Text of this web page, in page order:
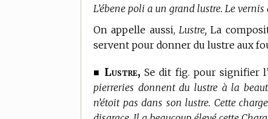
L’ébene poli a un grand lustre. Le
On appelle aussi,Lustre, La
servent pour donner du lustre aux
■ Lustre, Se dit fig. pour signifier
pierreries donnent du lustre à la
n’étoit pas dans son lustre. Cette